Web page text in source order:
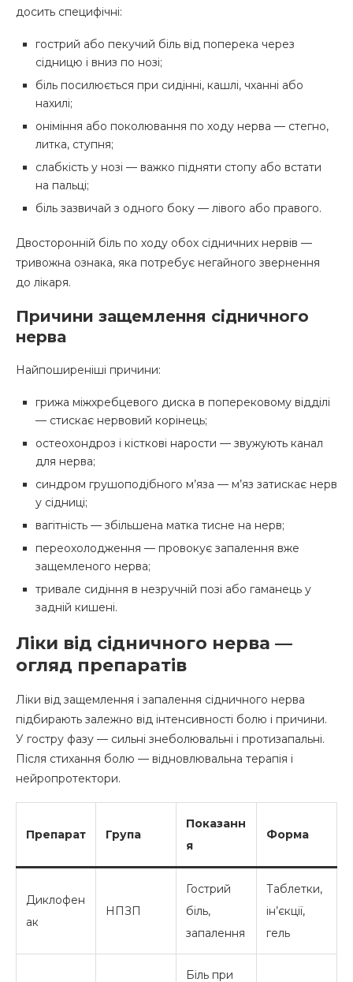
досить специфічні:
гострий або пекучий біль від поперека через
сідницю і вниз по нозі;
біль посилюється при сидінні, кашлі, чханні або
нахилі;
оніміння або поколювання по ходу нерва — стегно,
литка, ступня;
слабкість у нозі — важко підняти стопу або встати
на пальці;
біль зазвичай з одного боку — лівого або правого.
Двосторонній біль по ходу обох сідничних нервів —
тривожна ознака, яка потребує негайного звернення
до лікаря.
Причини защемлення сідничного
нерва
Найпоширеніші причини:
грижа міжхребцевого диска в поперековому відділі
— стискає нервовий корінець;
остеохондроз і кісткові нарости — звужують канал
для нерва;
синдром грушоподібного м’яза — м’яз затискає нерв
у сідниці;
вагітність — збільшена матка тисне на нерв;
переохолодження — провокує запалення вже
защемленого нерва;
тривале сидіння в незручній позі або гаманець у
задній кишені.
Ліки від сідничного нерва —
огляд препаратів
Ліки від защемлення і запалення сідничного нерва
підбирають залежно від інтенсивності болю і причини.
У гостру фазу — сильні знеболювальні і протизапальні.
Після стихання болю — відновлювальна терапія і
нейропротектори.
Препарат Група
Показанн
я
Форма
Диклофен
ак
НПЗП
Гострий
біль,
запалення
Таблетки,
ін’єкції,
гель
Біль при